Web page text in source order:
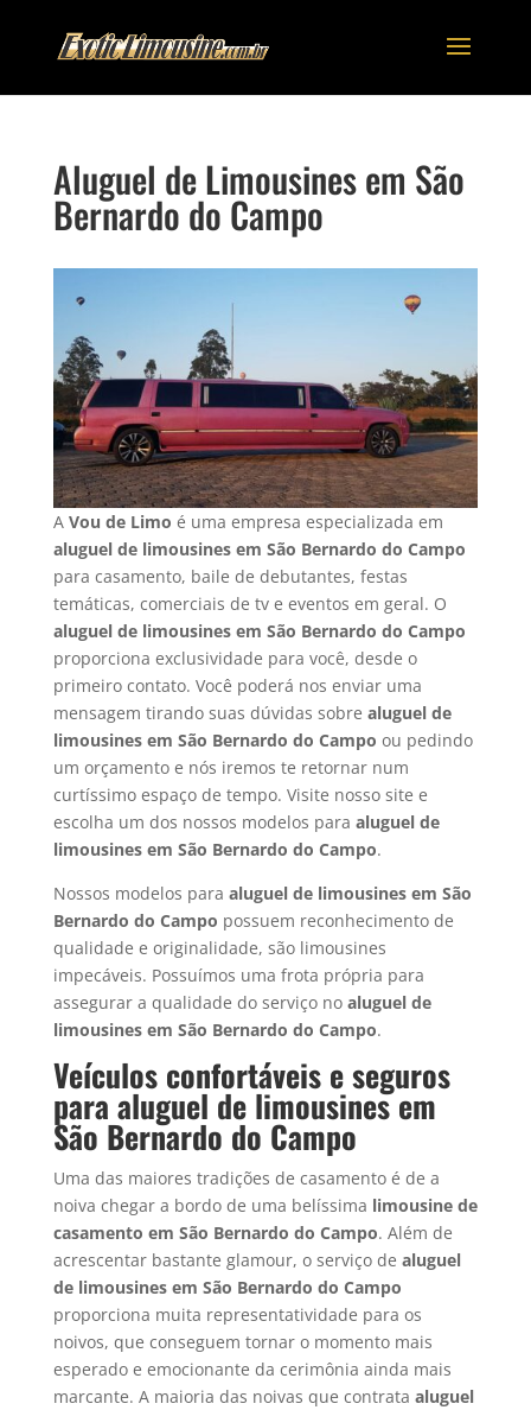
Aluguel de Limousines em São
Bernardo do Campo
A Vou de Limo é uma empresa especializada em
aluguel de limousines em São Bernardo do Campo
para casamento, baile de debutantes, festas
temáticas, comerciais de tv e eventos em geral. O
aluguel de limousines em São Bernardo do Campo
proporciona exclusividade para você, desde o
primeiro contato. Você poderá nos enviar uma
mensagem tirando suas dúvidas sobre aluguel de
limousines em São Bernardo do Campo ou pedindo
um orçamento e nós iremos te retornar num
curtíssimo espaço de tempo. Visite nosso site e
escolha um dos nossos modelos para aluguel de
limousines em São Bernardo do Campo.
Nossos modelos para aluguel de limousines em São
Bernardo do Campo possuem reconhecimento de
qualidade e originalidade, são limousines
impecáveis. Possuímos uma frota própria para
assegurar a qualidade do serviço no aluguel de
limousines em São Bernardo do Campo.
Veículos confortáveis e seguros
para aluguel de limousines em
São Bernardo do Campo
Uma das maiores tradições de casamento é de a
noiva chegar a bordo de uma belíssima limousine de
casamento em São Bernardo do Campo. Além de
acrescentar bastante glamour, o serviço de aluguel
de limousines em São Bernardo do Campo
proporciona muita representatividade para os
noivos, que conseguem tornar o momento mais
esperado e emocionante da cerimônia ainda mais
marcante. A maioria das noivas que contrata aluguel